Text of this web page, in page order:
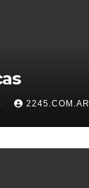
2245.COM.AR